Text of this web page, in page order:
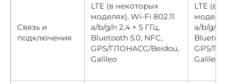
Связь и
подключения
LTE (в некоторых
моделях), Wi-Fi 802.11
a/b/g/n 2,4 + 5 ГГц,
Bluetooth 5.0, NFC,
GPS/ГЛОНАСС/Beidou,
Galileo
LTE (в
a/b/g/n
GPS/
Galileo